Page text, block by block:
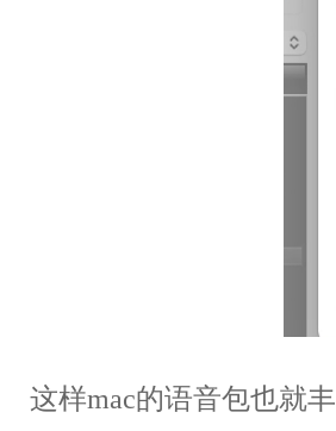
这样mac的语音包也就